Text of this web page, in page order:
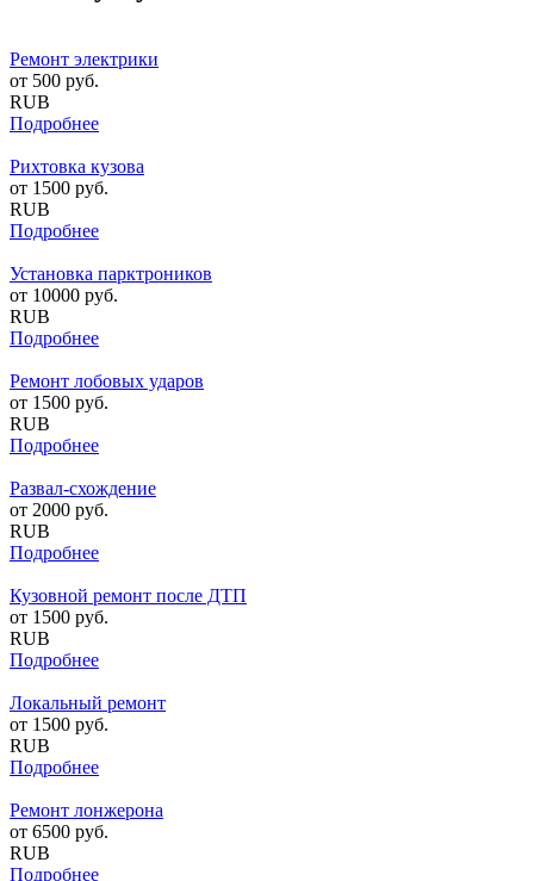
Ремонт электрики
от 500 руб.
RUB
Подробнее
Рихтовка кузова
от 1500 руб.
RUB
Подробнее
Установка парктроников
от 10000 руб.
RUB
Подробнее
Ремонт лобовых ударов
от 1500 руб.
RUB
Подробнее
Развал-схождение
от 2000 руб.
RUB
Подробнее
Кузовной ремонт после ДТП
от 1500 руб.
RUB
Подробнее
Локальный ремонт
от 1500 руб.
RUB
Подробнее
Ремонт лонжерона
от 6500 руб.
RUB
Подробнее